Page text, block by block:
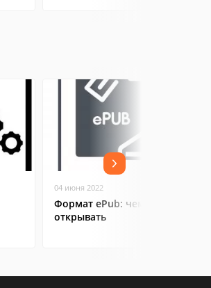
04 июня 2022
Формат ePub: чем и зачем
открывать